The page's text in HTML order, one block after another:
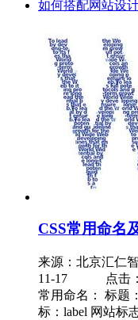
如何搭配网站设
CSS常用命名
来源：北京汇
11-17 点击：
常用命名： 标题
标：label 网站标